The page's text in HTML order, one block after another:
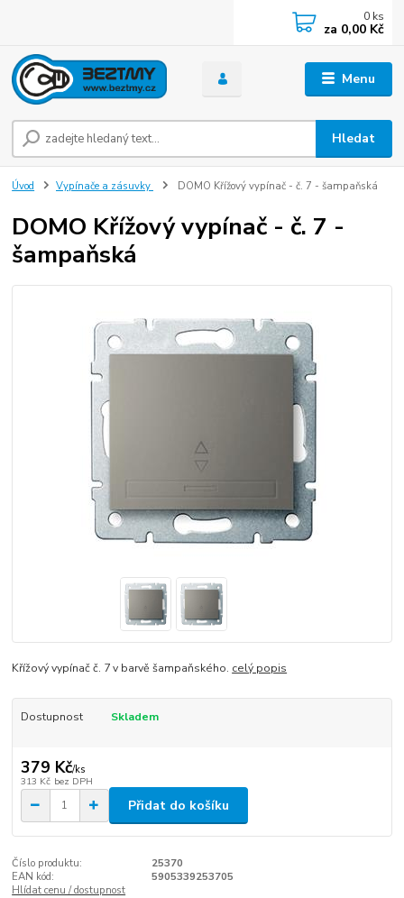
Menu
Hledat
0 ks
za 0,00 Kč
Úvod Vypínače a zásuvky DOMO Křížový vypínač - č. 7 - šampaňská
DOMO Křížový vypínač - č. 7 -
šampaňská
Křížový vypínač č. 7 v barvě šampaňského. celý popis
Dostupnost Skladem
379 Kč/ks
313 Kč bez DPH
Přidat do košíku
Číslo produktu:
25370
EAN kód:
5905339253705
Hlídat cenu / dostupnost